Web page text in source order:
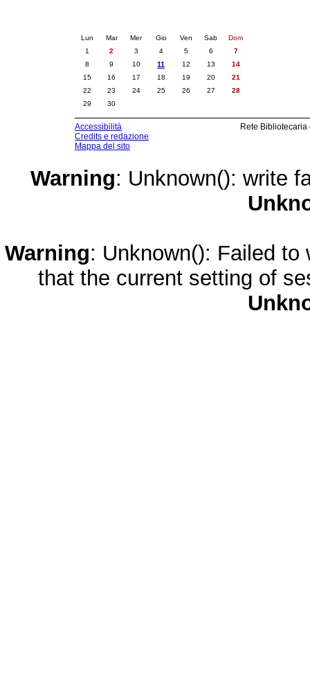
Lun Mar Mer Gio Ven Sab
Dom
1
2 3 4 5 6
7
8
9 10 11 12 13
14
15
16 17 18 19 20
21
22
23 24 25 26 27
28
29
30
Accessibilità
Credits e redazione
Mappa del sito
Rete
Warning: Unknown(): write
Warning: Unknown(): Failed
that the current setting of